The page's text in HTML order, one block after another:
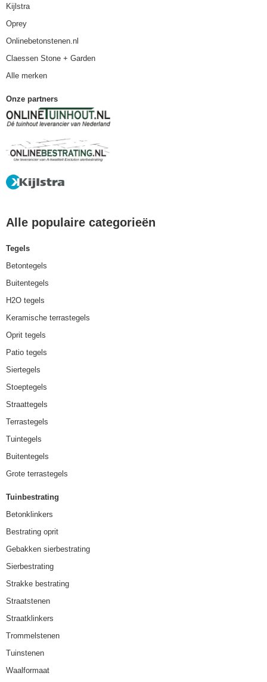
Kijlstra
Oprey
Onlinebetonstenen.nl
Claessen Stone + Garden
Alle merken
Onze partners
Alle populaire categorieën
Tegels
Betontegels
Buitentegels
H2O tegels
Keramische terrastegels
Oprit tegels
Patio tegels
Siertegels
Stoeptegels
Straattegels
Terrastegels
Tuintegels
Buitentegels
Grote terrastegels
Tuinbestrating
Betonklinkers
Bestrating oprit
Gebakken sierbestrating
Sierbestrating
Strakke bestrating
Straatstenen
Straatklinkers
Trommelstenen
Tuinstenen
Waalformaat